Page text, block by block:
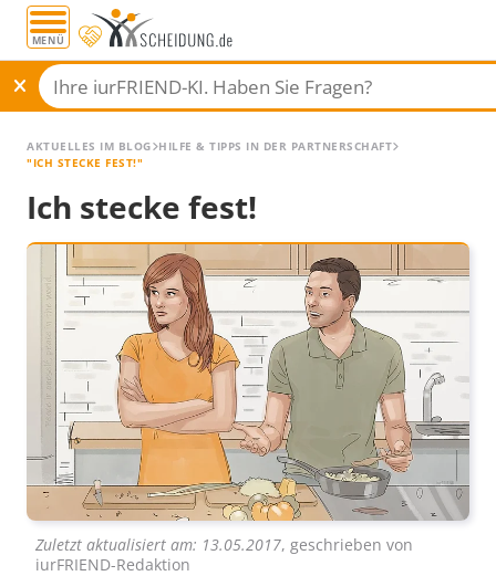
MENÜ
AKTUELLES IM BLOG HILFE & TIPPS IN DER PARTNERSCHAFT
"ICH STECKE FEST!"
Ich stecke fest!
Zuletzt aktualisiert am: 13.05.2017, geschrieben von
iurFRIEND-Redaktion